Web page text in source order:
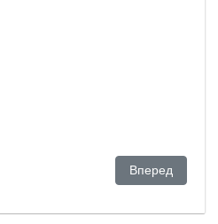
бродит по Казахстану
Следующий:
Вперед